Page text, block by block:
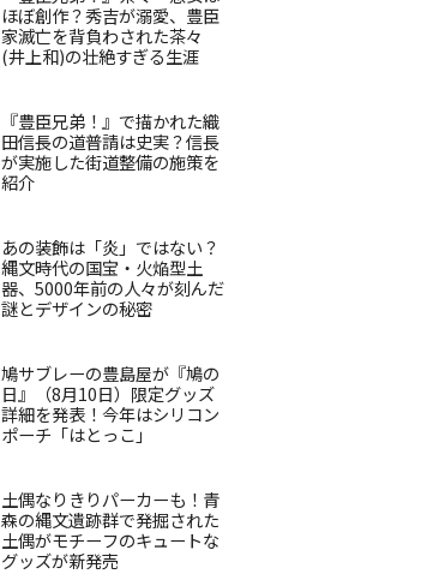
ほぼ創作？秀吉が溺愛、豊臣
家滅亡を背負わされた茶々
(井上和)の壮絶すぎる生涯
『豊臣兄弟！』で描かれた織
田信長の道普請は史実？信長
が実施した街道整備の施策を
紹介
あの装飾は「炎」ではない？
縄文時代の国宝・火焔型土
器、5000年前の人々が刻んだ
謎とデザインの秘密
鳩サブレーの豊島屋が『鳩の
日』（8月10日）限定グッズ
詳細を発表！今年はシリコン
ポーチ「はとっこ」
土偶なりきりパーカーも！青
森の縄文遺跡群で発掘された
土偶がモチーフのキュートな
グッズが新発売